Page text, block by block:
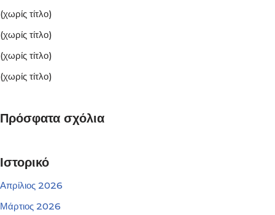
(χωρίς τίτλο)
(χωρίς τίτλο)
(χωρίς τίτλο)
(χωρίς τίτλο)
Πρόσφατα σχόλια
Ιστορικό
Απρίλιος 2026
Μάρτιος 2026